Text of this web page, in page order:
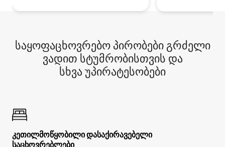
საყოფაცხოვრებო პირობები გრძელი
ვადით სტუმრობისთვის და
სხვა უპირატესობები
კეთილმოწყობილი დასაქირავებელი
საცხოვრებლები